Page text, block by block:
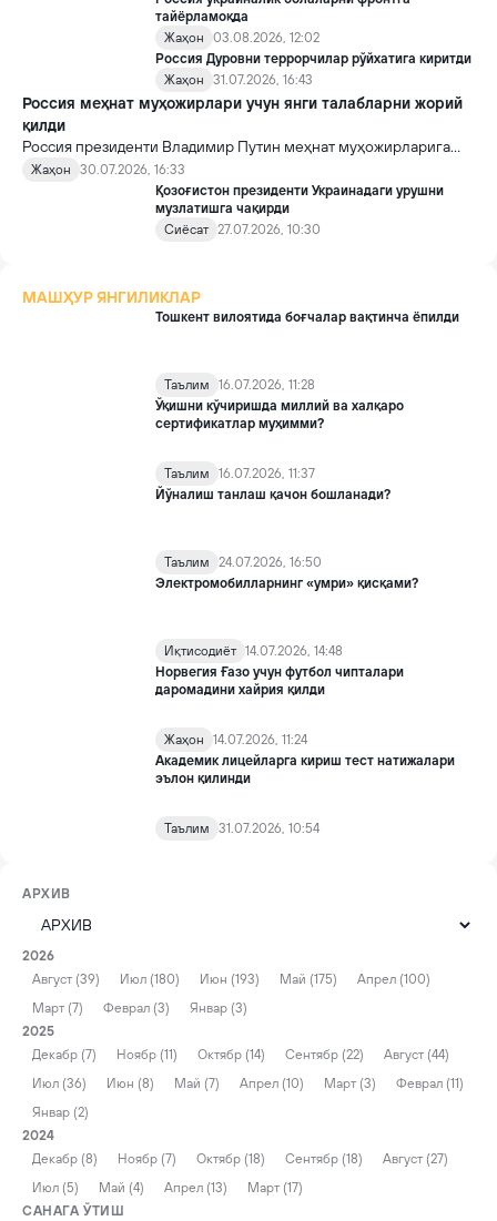
Кремлда ворислик жангига олиб келиши мумкин.
тайёрламоқда
Жаҳон
03.08.2026, 12:02
Россия Дуровни террорчилар рўйхатига киритди
Жаҳон
31.07.2026, 16:43
Россия меҳнат муҳожирлари учун янги талабларни жорий
қилди
Россия президенти Владимир Путин меҳнат муҳожирларига
нисбатан талабларни кучайтиришни назарда тутувчи
қонунларни имзолади.
Жаҳон
30.07.2026, 16:33
Қозоғистон президенти Украинадаги урушни
музлатишга чақирди
Сиёсат 27.07.2026, 10:30
МАШҲУР ЯНГИЛИКЛАР
Тошкент вилоятида боғчалар вақтинча ёпилди
Таълим
16.07.2026, 11:28
Ўқишни кўчиришда миллий ва халқаро
сертификатлар муҳимми?
Таълим
16.07.2026, 11:37
Йўналиш танлаш қачон бошланади?
Таълим
24.07.2026, 16:50
Электромобилларнинг «умри» қисқами?
Иқтисодиёт 14.07.2026, 14:48
Норвегия Ғазо учун футбол чипталари
даромадини хайрия қилди
Жаҳон
14.07.2026, 11:24
Академик лицейларга кириш тест натижалари
эълон қилинди
Таълим 31.07.2026, 10:54
АРХИВ
2026
Август (39)
Июл (180) Июн (193) Май (175)
Апрел (100)
Март (7)
Феврал (3)
Январ (3)
2025
Декабр (7)
Ноябр (11) Октябр (14) Сентябр (22)
Август (44)
Июл (36)
Июн (8) Май (7) Апрел (10) Март (3)
Феврал (11)
Январ (2)
2024
Декабр (8)
Ноябр (7) Октябр (18) Сентябр (18)
Август (27)
Июл (5)
Май (4) Апрел (13)
Март (17)
САНАГА ЎТИШ